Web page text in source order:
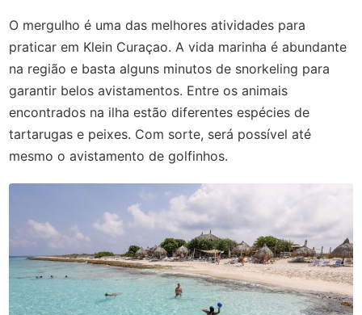
O mergulho é uma das melhores atividades para
praticar em Klein Curaçao. A vida marinha é abundante
na região e basta alguns minutos de snorkeling para
garantir belos avistamentos. Entre os animais
encontrados na ilha estão diferentes espécies de
tartarugas e peixes. Com sorte, será possível até
mesmo o avistamento de golfinhos.